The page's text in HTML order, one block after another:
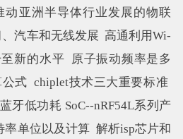
动亚洲半导体行业发展的物联
汽车和无线发展 高通利用Wi-
新的水平
原子振动频率是多
式 chiplet技术三大重要标准
牙低功耗 SoC--nRF54L系列产
率单位以及计算 解析isp芯片和